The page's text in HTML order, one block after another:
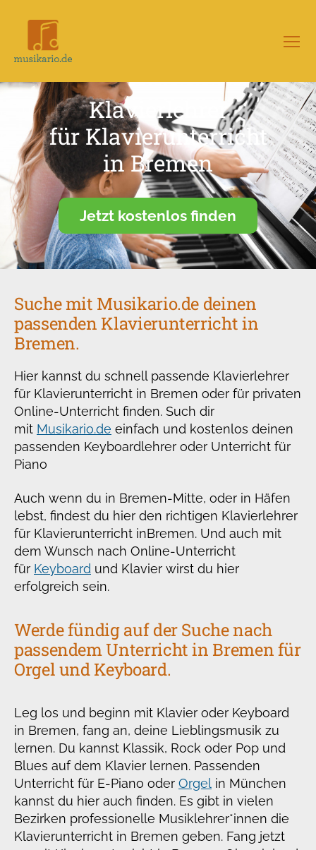
–
Portal
Musikunterricht
Klavierlehrer
für Klavierunterricht
in Bremen
Jetzt kostenlos finden
Suche mit Musikario.de deinen
passenden Klavierunterricht in
Bremen.
Hier kannst du schnell passende Klavierlehrer
für Klavierunterricht in Bremen oder für privaten
Online-Unterricht finden. Such dir
mit Musikario.de einfach und kostenlos deinen
passenden Keyboardlehrer oder Unterricht für
Piano
Auch wenn du in Bremen-Mitte, oder in Häfen
lebst, findest du hier den richtigen Klavierlehrer
für Klavierunterricht inBremen. Und auch mit
dem Wunsch nach Online-Unterricht
für Keyboard und Klavier wirst du hier
erfolgreich sein.
Werde fündig auf der Suche nach
passendem Unterricht in Bremen für
Orgel und Keyboard.
Leg los und beginn mit Klavier oder Keyboard
in Bremen, fang an, deine Lieblingsmusik zu
lernen. Du kannst Klassik, Rock oder Pop und
Blues auf dem Klavier lernen. Passenden
Unterricht für E-Piano oder Orgel in München
kannst du hier auch finden. Es gibt in vielen
Bezirken professionelle Musiklehrer*innen die
Klavierunterricht in Bremen geben. Fang jetzt